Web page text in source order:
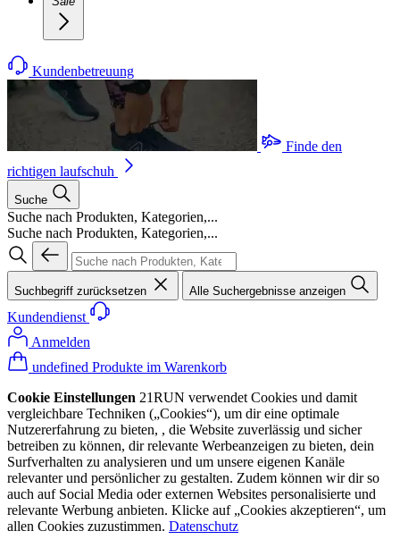
Kundenbetreuung
Finde den
richtigen laufschuh
Suche
Suche nach Produkten, Kategorien,...
Suche nach Produkten, Kategorien,...
Suchbegriff zurücksetzen Alle Suchergebnisse anzeigen
Kundendienst
Anmelden
undefined Produkte im Warenkorb
Cookie Einstellungen 21RUN verwendet Cookies und damit
vergleichbare Techniken („Cookies“), um dir eine optimale
Nutzererfahrung zu bieten, , die Website zuverlässig und sicher
betreiben zu können, dir relevante Werbeanzeigen zu bieten, dein
Surfverhalten zu analysieren und um unsere eigenen Kanäle
relevanter und persönlicher zu gestalten. Zudem können wir dir so
auch auf Social Media oder externen Websites personalisierte und
relevante Werbung anbieten. Klicke auf „Cookies akzeptieren“, um
allen Cookies zuzustimmen. Datenschutz